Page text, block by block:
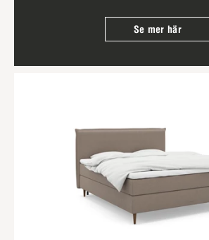
Se mer här